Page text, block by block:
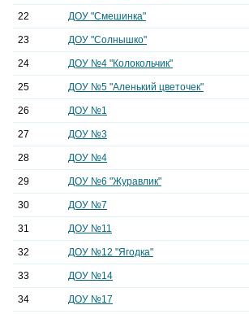
22 ДОУ "Смешинка"
23 ДОУ "Солнышко"
24 ДОУ №4 "Колокольчик"
25 ДОУ №5 "Аленький цветочек"
26 ДОУ №1
27 ДОУ №3
28 ДОУ №4
29 ДОУ №6 "Журавлик"
30 ДОУ №7
31 ДОУ №11
32 ДОУ №12 "Ягодка"
33 ДОУ №14
34 ДОУ №17